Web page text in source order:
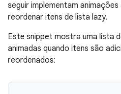
seguir implementam
reordenar itens de lista lazy.
Este snippet mostra uma lista
animadas quando itens são
reordenados: